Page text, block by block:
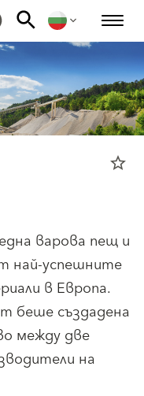
star_border
варова пещ и
най-успешните
в Европа.
беше създадена
между две
на